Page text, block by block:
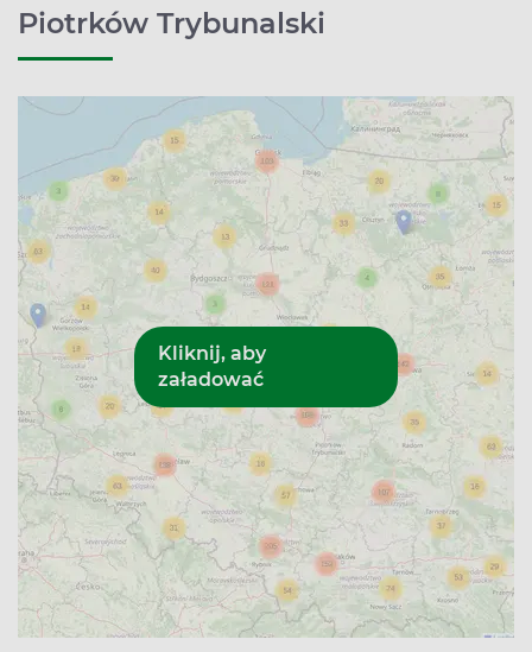
Piotrków Trybunalski